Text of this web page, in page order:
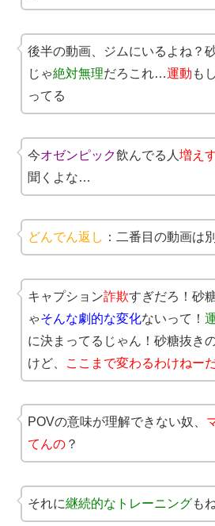
後半の動画、ジムにいるよね？
じゃ絶対無理だろこれ…運動 も
ってる
今オゼンピック飲んでる人 増え
聞くよな…
どんでん返し ：二番目の動画は
キャプション詐欺すぎだろ！砂
ゃそんな劇的な変化ないって！
に決まってるじゃん！砂糖抜き
けど、
ここまで変わるわけねー
POVの意味が理解できない奴、
てんの ？
それに継続的なトレーニングも